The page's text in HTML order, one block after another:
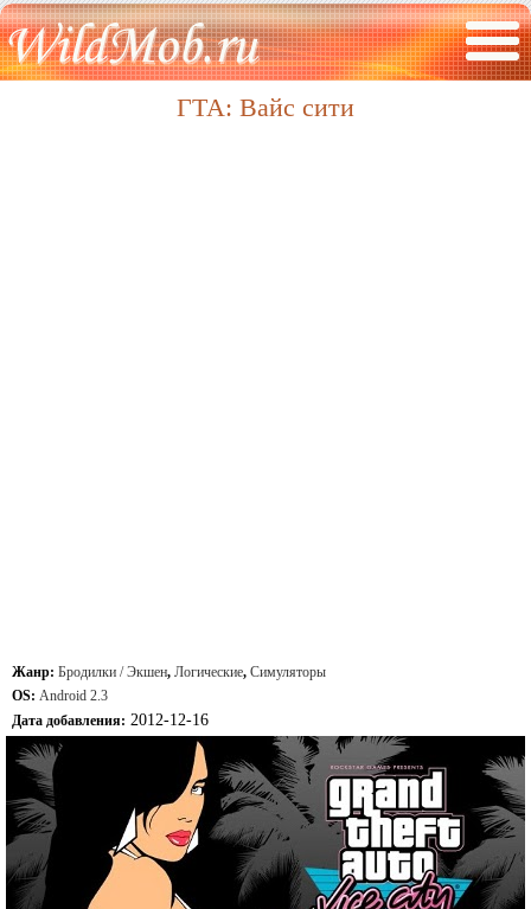
ГТА: Вайс сити
Жанр: Бродилки / Экшен, Логические, Симуляторы
OS: Android 2.3
Дата добавления: 2012-12-16